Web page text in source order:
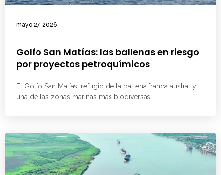
mayo 27, 2026
Golfo San Matías: las ballenas en riesgo
por proyectos petroquímicos
El Golfo San Matías, refugio de la ballena franca austral y
una de las zonas marinas más biodiversas